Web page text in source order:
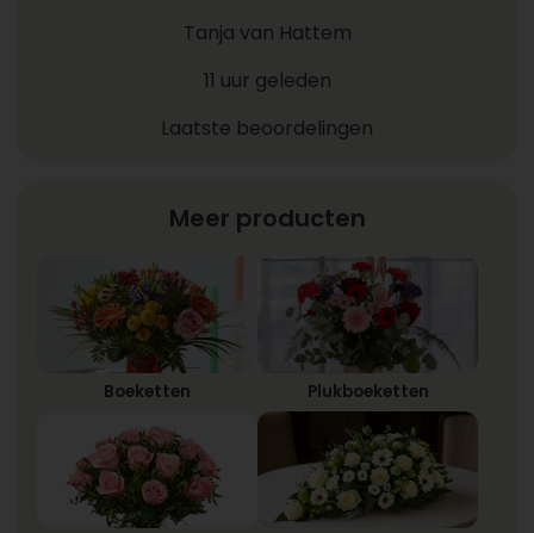
Tanja van Hattem
11 uur geleden
Laatste beoordelingen
Meer producten
Boeketten Plukboeketten